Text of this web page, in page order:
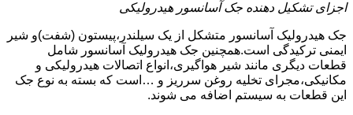
اجزای تشکیل دهنده جک آسانسور هیدرولیکی
جک هیدرولیک آسانسور متشکل از یک سیلندر،پیستون (شفت)و شیر
ایمنی ترکیدگی است.همچنین جک هیدرولیک آسانسور شامل
قطعات دیگری مانند شیر هواگیری،انواع اتصالات هیدرولیکی و
مکانیکی،مجرای تخلیه روغن سرریز و …است که بسته به نوع جک
این قطعات به سیستم اضافه می شوند.